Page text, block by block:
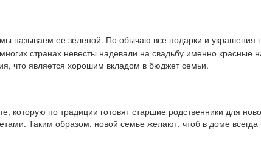
называем ее зелёной. По обычаю все подарки и украшения
странах невесты надевали на свадьбу именно
что является хорошим вкладом в бюджет семьи.
по традиции готовят старшие родственники для
Таким образом, новой семье желают, чтоб в доме всегда